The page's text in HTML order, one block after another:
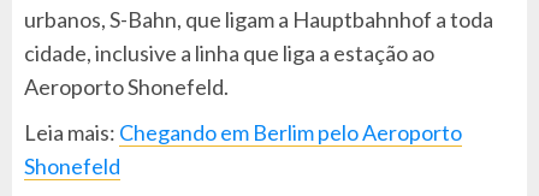
urbanos, S-Bahn, que ligam a Hauptbahnhof a toda
cidade, inclusive a linha que liga a estação ao
Aeroporto Shonefeld.
Leia mais: Chegando em Berlim pelo Aeroporto
Shonefeld